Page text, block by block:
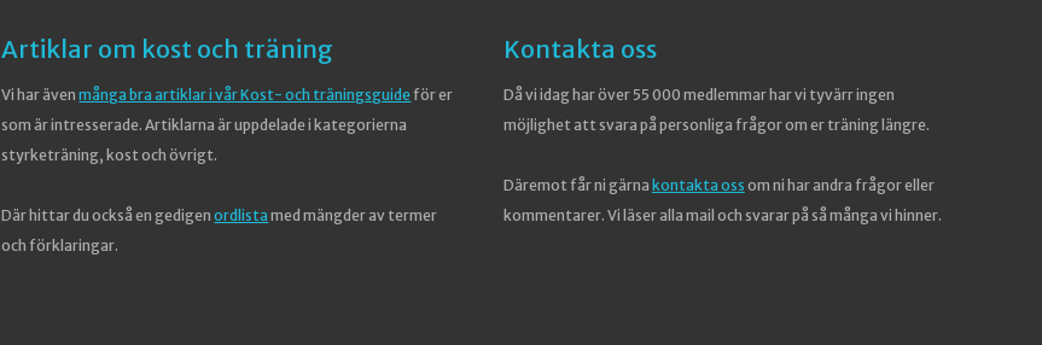
Artiklar om kost och träning
Vi har ävenmånga bra artiklar i vår Kost- och träningsguideför er
som är intresserade. Artiklarna är uppdelade i kategorierna
styrketräning, kost och övrigt.
Där hittar du också en gedigenordlista med mängder av termer
och förklaringar.
Kontakta oss
Då vi idag har över 55 000 medlemmar har vi tyvärr ingen
möjlighet att svara på personliga frågor om er träning längre.
Däremot får ni gärna kontakta oss om ni har andra frågor eller
kommentarer. Vi läser alla mail och svarar på så många vi hinner.